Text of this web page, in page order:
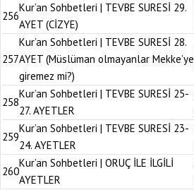
256
Kur’an Sohbetleri | TEVBE SURESİ 29.
AYET (CİZYE)
257
Kur’an Sohbetleri | TEVBE SURESİ 28.
AYET (Müslüman olmayanlar Mekke’ye
giremez mi?)
258
Kur’an Sohbetleri | TEVBE SURESİ 25-
27. AYETLER
259
Kur’an Sohbetleri | TEVBE SURESİ 23-
24. AYETLER
260
Kur’an Sohbetleri | ORUÇ İLE İLGİLİ
AYETLER